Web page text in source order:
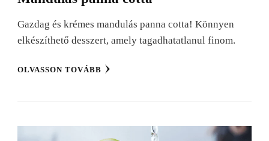
Gazdag és krémes mandulás panna cotta! Könnyen
elkészíthető desszert, amely tagadhatatlanul finom.
OLVASSON TOVÁBB